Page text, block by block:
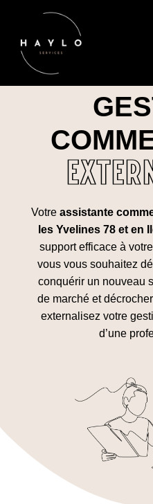
Votre assistante
les Yvelines 78 et en
support efficace à
vous vous souhaitez
conquérir un nouveau
de marché et
externalisez votre
d’une